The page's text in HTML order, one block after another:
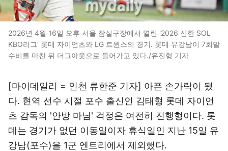
2026년 4월 16일 오후 서울 잠실구장에서 열린 '2026 신한 SOL
KBO리그' 롯데 자이언츠와 LG 트윈스의 경기. 롯데 유강남이 7회말
수비를 마친 뒤 더그아웃으로 들어가고 있다./유진형 기자
[마이데일리 = 인천 류한준 기자] 아픈 손가락이 됐
다. 현역 선수 시절 포수 출신인 김태형 롯데 자이언
츠 감독의 '안방 마님' 걱정은 여전히 진행형이다. 롯
데는 경기가 없던 이동일이자 휴식일인 지난 15일 유
강남(포수)을 1군 엔트리에서 제외했다.